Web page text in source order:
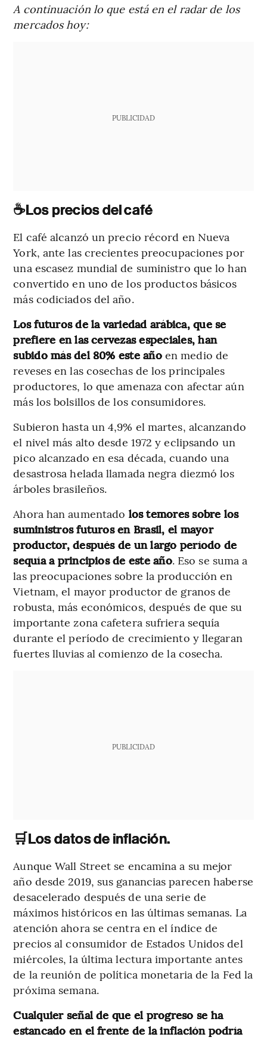
A continuación lo que está en el radar de los
mercados hoy:
PUBLICIDAD
☕Los precios del café
El café alcanzó un precio récord en Nueva
York, ante las crecientes preocupaciones por
una escasez mundial de suministro que lo han
convertido en uno de los productos básicos
más codiciados del año.
Los futuros de la variedad arábica, que se
prefiere en las cervezas especiales, han
subido más del 80% este añoen medio de
reveses en las cosechas de los principales
productores, lo que amenaza con afectar aún
más los bolsillos de los consumidores.
Subieron hasta un 4,9% el martes, alcanzando
el nivel más alto desde 1972 y eclipsando un
pico alcanzado en esa década, cuando una
desastrosa helada llamada negra diezmó los
árboles brasileños.
Ahora han aumentado los temores sobre los
suministros futuros en Brasil, el mayor
productor, después de un largo período de
sequía a principios de este año. Eso se suma a
las preocupaciones sobre la producción en
Vietnam, el mayor productor de granos de
robusta, más económicos, después de que su
importante zona cafetera sufriera sequía
durante el período de crecimiento y llegaran
fuertes lluvias al comienzo de la cosecha.
PUBLICIDAD
🛒Los datos de inflación.
Aunque Wall Street se encamina a su mejor
año desde 2019, sus ganancias parecen haberse
desacelerado después de una serie de
máximos históricos en las últimas semanas. La
atención ahora se centra en el índice de
precios al consumidor de Estados Unidos del
miércoles, la última lectura importante antes
de la reunión de política monetaria de la Fed la
próxima semana.
Cualquier señal de que el progreso se ha
estancado en el frente de la inflación podría